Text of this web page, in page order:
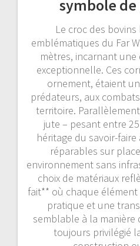
symbole
Le croc des
emblématiques du Far
mètres, incarnant
exceptionnelle. Ces
ornement, étaient
prédateurs, aux
territoire.
jute – pesant entre
héritage du savoir-
réparables sur
environnement sans
choix de matériaux
fait** où chaque
pratique et une
semblable à la
toujours privilégié